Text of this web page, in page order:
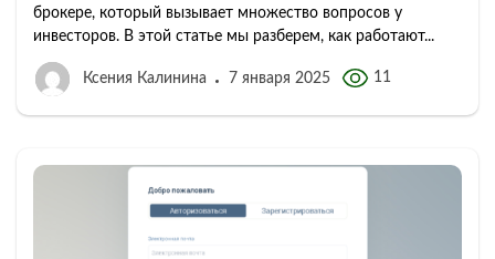
брокере, который вызывает множество вопросов у
инвесторов. В этой статье мы разберем, как работают...
Ксения Калинина 7 января 2025 11